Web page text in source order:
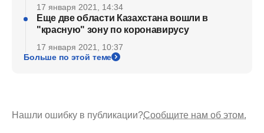
17 января 2021, 14:34
Еще две области Казахстана вошли в
"красную" зону по коронавирусу
17 января 2021, 10:37
Больше по этой теме
Нашли ошибку в публикации?Сообщите нам об этом.